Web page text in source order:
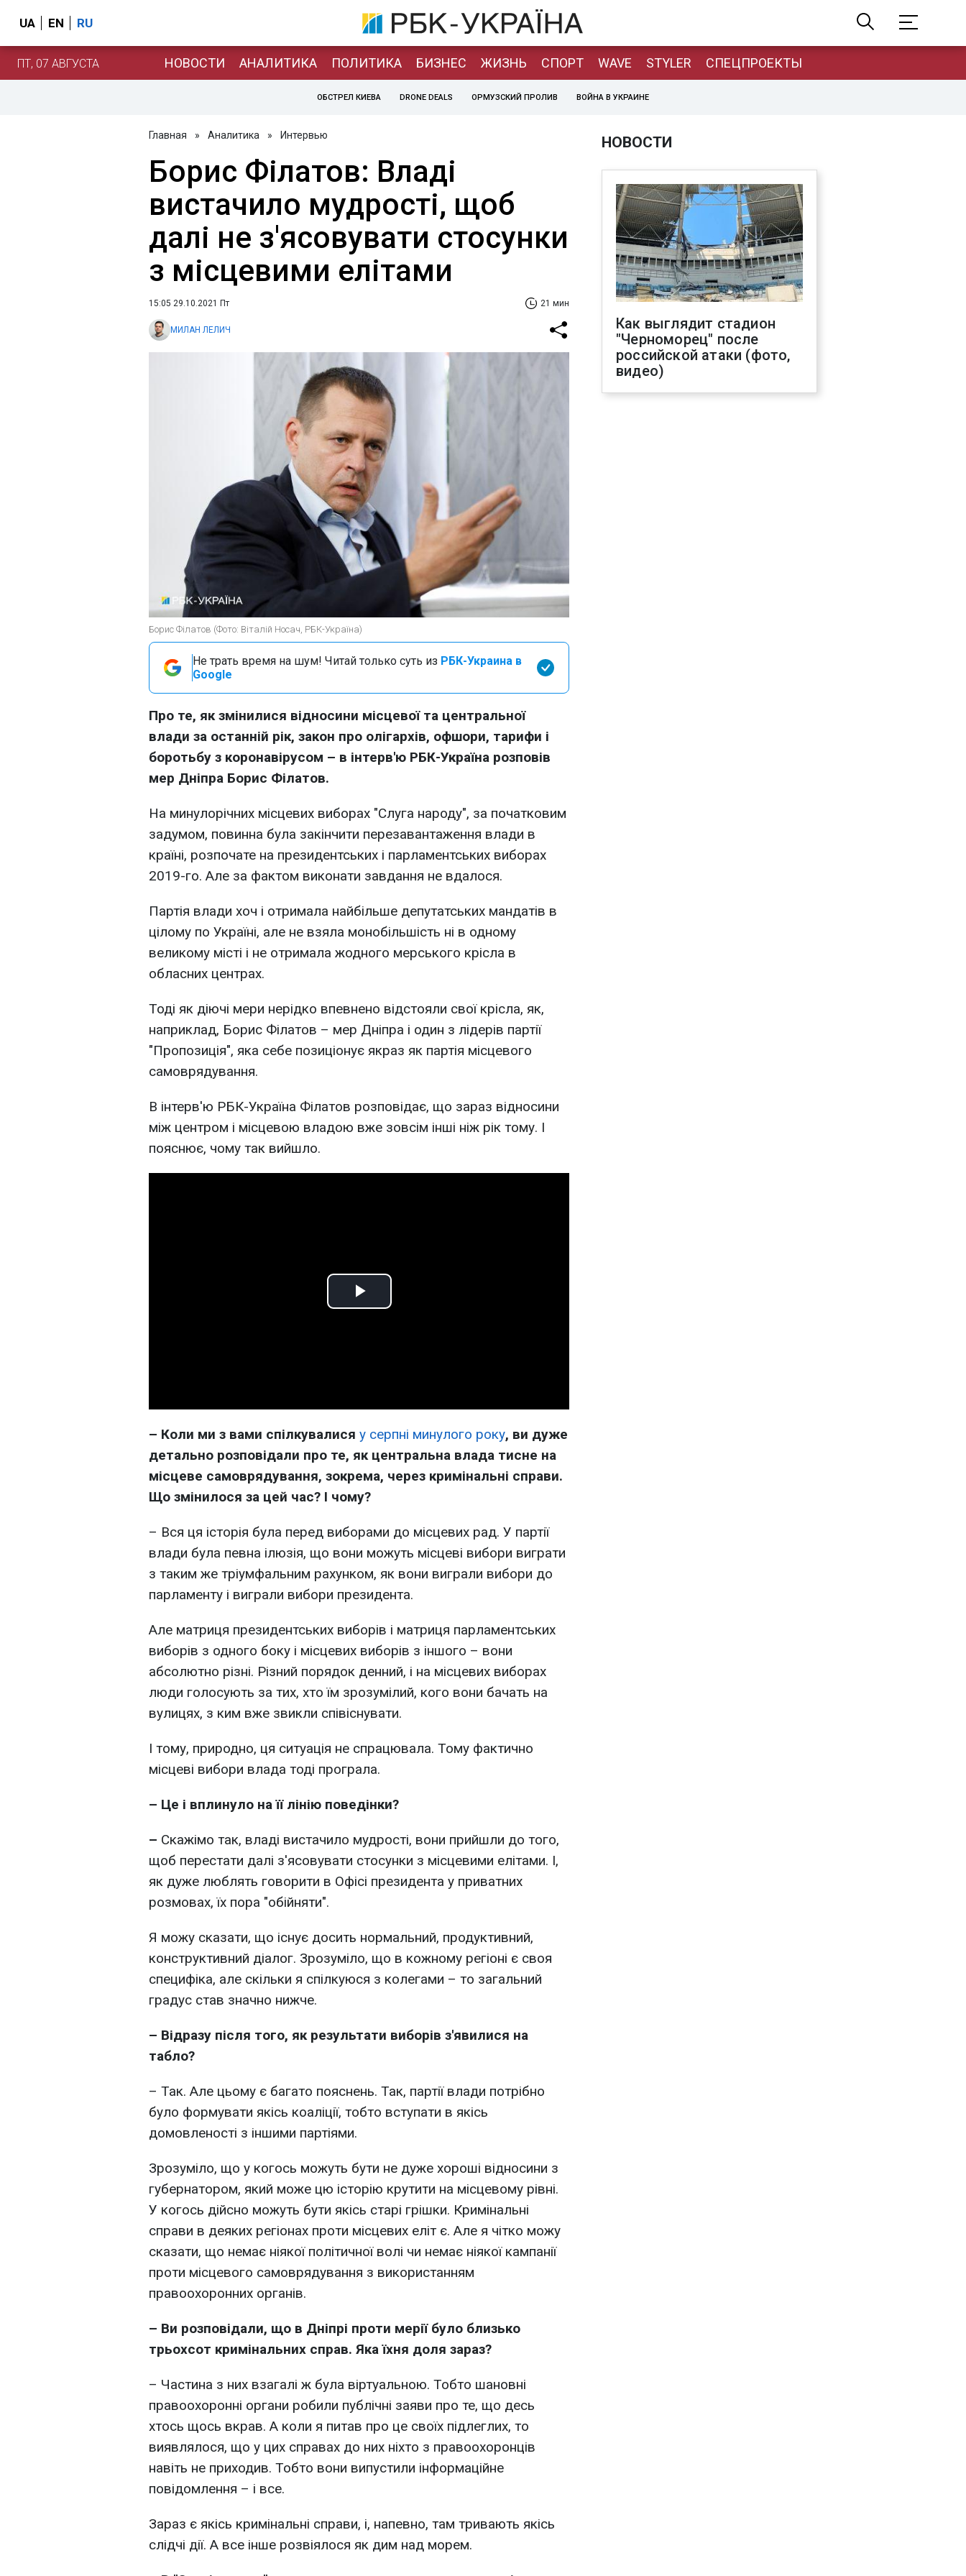
UA EN RU
ПТ, 07 АВГУСТА НОВОСТИ АНАЛИТИКА ПОЛИТИКА БИЗНЕС ЖИЗНЬ СПОРТ WAVE STYLER СПЕЦПРОЕКТЫ
ОБСТРЕЛ КИЕВА DRONE DEALS ОРМУЗСКИЙ ПРОЛИВ ВОЙНА В УКРАИНЕ
Главная » Аналитика » Интервью
Борис Філатов: Владі
вистачило мудрості, щоб
далі не з'ясовувати стосунки
з місцевими елітами
15:05 29.10.2021 Пт 21 мин
МИЛАН ЛЕЛИЧ
Борис Філатов (Фото: Віталій Носач, РБК-Україна)
Не трать время на шум! Читай только суть из РБК-Украина в
Google
Про те, як змінилися відносини місцевої та центральної
влади за останній рік, закон про олігархів, офшори, тарифи і
боротьбу з коронавірусом – в інтерв'ю РБК-Україна розповів
мер Дніпра Борис Філатов.
На минулорічних місцевих виборах "Слуга народу", за початковим
задумом, повинна була закінчити перезавантаження влади в
країні, розпочате на президентських і парламентських виборах
2019-го. Але за фактом виконати завдання не вдалося.
Партія влади хоч і отримала найбільше депутатських мандатів в
цілому по Україні, але не взяла монобільшість ні в одному
великому місті і не отримала жодного мерського крісла в
обласних центрах.
Тоді як діючі мери нерідко впевнено відстояли свої крісла, як,
наприклад, Борис Філатов – мер Дніпра і один з лідерів партії
"Пропозиція", яка себе позиціонує якраз як партія місцевого
самоврядування.
В інтерв'ю РБК-Україна Філатов розповідає, що зараз відносини
між центром і місцевою владою вже зовсім інші ніж рік тому. І
пояснює, чому так вийшло.
Play
– Коли ми з вами спілкувалися у серпні минулого року, ви дуже
детально розповідали про те, як центральна влада тисне на
місцеве самоврядування, зокрема, через кримінальні справи.
Що змінилося за цей час? І чому?
– Вся ця історія була перед виборами до місцевих рад. У партії
влади була певна ілюзія, що вони можуть місцеві вибори виграти
з таким же тріумфальним рахунком, як вони виграли вибори до
парламенту і виграли вибори президента.
Але матриця президентських виборів і матриця парламентських
виборів з одного боку і місцевих виборів з іншого – вони
абсолютно різні. Різний порядок денний, і на місцевих виборах
люди голосують за тих, хто їм зрозумілий, кого вони бачать на
вулицях, з ким вже звикли співіснувати.
І тому, природно, ця ситуація не спрацювала. Тому фактично
місцеві вибори влада тоді програла.
– Це і вплинуло на її лінію поведінки?
– Скажімо так, владі вистачило мудрості, вони прийшли до того,
щоб перестати далі з'ясовувати стосунки з місцевими елітами. І,
як дуже люблять говорити в Офісі президента у приватних
розмовах, їх пора "обійняти".
Я можу сказати, що існує досить нормальний, продуктивний,
конструктивний діалог. Зрозуміло, що в кожному регіоні є своя
специфіка, але скільки я спілкуюся з колегами – то загальний
градус став значно нижче.
– Відразу після того, як результати виборів з'явилися на
табло?
– Так. Але цьому є багато пояснень. Так, партії влади потрібно
було формувати якісь коаліції, тобто вступати в якісь
домовленості з іншими партіями.
Зрозуміло, що у когось можуть бути не дуже хороші відносини з
губернатором, який може цю історію крутити на місцевому рівні.
У когось дійсно можуть бути якісь старі грішки. Кримінальні
справи в деяких регіонах проти місцевих еліт є. Але я чітко можу
сказати, що немає ніякої політичної волі чи немає ніякої кампанії
проти місцевого самоврядування з використанням
правоохоронних органів.
– Ви розповідали, що в Дніпрі проти мерії було близько
трьохсот кримінальних справ. Яка їхня доля зараз?
– Частина з них взагалі ж була віртуальною. Тобто шановні
правоохоронні органи робили публічні заяви про те, що десь
хтось щось вкрав. А коли я питав про це своїх підлеглих, то
виявлялося, що у цих справах до них ніхто з правоохоронців
навіть не приходив. Тобто вони випустили інформаційне
повідомлення – і все.
Зараз є якісь кримінальні справи, і, напевно, там тривають якісь
слідчі дії. А все інше розвіялося як дим над морем.
НОВОСТИ
Как выглядит стадион
"Черноморец" после
российской атаки (фото,
видео)